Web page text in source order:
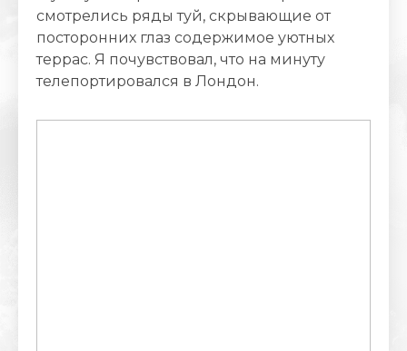
смотрелись ряды туй, скрывающие от
посторонних глаз содержимое уютных
террас. Я почувствовал, что на минуту
телепортировался в Лондон.